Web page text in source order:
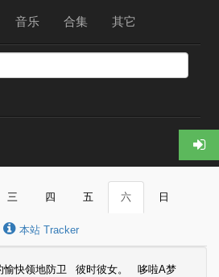
音乐 合集 其它
三 四 五 六 日
本站 Tracker
愉快领地防卫 彼时彼女。
哆啦A梦